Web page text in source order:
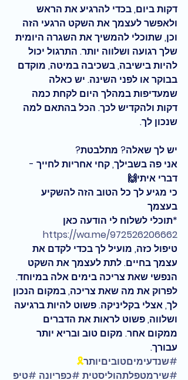
דקות ביום, בכדי להרגיע את הראש
ולאפשר לעצמך את השקט הרגעי הזה
וכן, שתוכלי להמשיך את השגרה היומית
שלך רגועה ושלווה יותר. התרגול יכול
להיות בישיבה, בשכיבה במיטה, מוקדם
בבוקר או לפני השינה. יש כאלה
שמעדיפות במהלך היום לקחת כמה
דקות ולהקדיש לכך. הכל בהתאם למה
שנכון לך.
יש לך שאלה? מתלבטת?
אני פה בשבילך, קחי אחריות לחייך -
דברי איתי🙌
כי מגיע לך כל הטוב הזה להשקיע
בעצמך
*תוכלי לשלוח לי הודעה כאן
https://wa.me/972526206662
טיפול כזה, מועיל לך בכדי לקדם את
עצמך בחיים. לתת לעצמך את השקט
הנפשי שאת צריכה בימים אלה במיוחד.
לפרוק את מה שאת צריכה, במקום הנכון
לך, אצלי בקליניקה. פשוט להיות ברגיעה
ושלווה, פשוט לראות את הדברים
ממקום אחר. מקום טוב ובריא יותר
עבורך.
#שנדעימיםטוביםיותר🎗
#שירמטפלתהוליסטית #כפריונה #טיפ